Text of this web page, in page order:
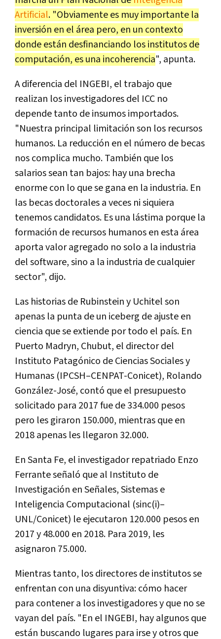
Artificial. "Obviamente es muy importante la
inversión en el área pero, en un contexto
donde están desfinanciando los institutos de
computación, es una incoherencia", apunta.
A diferencia del INGEBI, el trabajo que
realizan los investigadores del ICC no
depende tanto de insumos importados.
"Nuestra principal limitación son los recursos
humanos. La reducción en el número de becas
nos complica mucho. También que los
salarios sean tan bajos: hay una brecha
enorme con lo que se gana en la industria. En
las becas doctorales a veces ni siquiera
tenemos candidatos. Es una lástima porque la
formación de recursos humanos en esta área
aporta valor agregado no solo a la industria
del software, sino a la industria de cualquier
sector", dijo.
Las historias de Rubinstein y Uchitel son
apenas la punta de un iceberg de ajuste en
ciencia que se extiende por todo el país. En
Puerto Madryn, Chubut, el director del
Instituto Patagónico de Ciencias Sociales y
Humanas (IPCSH–CENPAT-Conicet), Rolando
González-José, contó que el presupuesto
solicitado para 2017 fue de 334.000 pesos
pero les giraron 150.000, mientras que en
2018 apenas les llegaron 32.000.
En Santa Fe, el investigador repatriado Enzo
Ferrante señaló que al Instituto de
Investigación en Señales, Sistemas e
Inteligencia Computacional (sinc(i)–
UNL/Conicet) le ejecutaron 120.000 pesos en
2017 y 48.000 en 2018. Para 2019, les
asignaron 75.000.
Mientras tanto, los directores de institutos se
enfrentan con una disyuntiva: cómo hacer
para contener a los investigadores y que no se
vayan del país. "En el INGEBI, hay algunos que
están buscando lugares para irse y otros que